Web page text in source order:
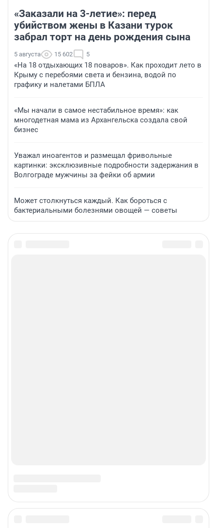
«Заказали на 3-летие»: перед
убийством жены в Казани турок
забрал торт на день рождения сына
5 августа 15 602 5
«На 18 отдыхающих 18 поваров». Как проходит лето в
Крыму с перебоями света и бензина, водой по
графику и налетами БПЛА
«Мы начали в самое нестабильное время»: как
многодетная мама из Архангельска создала свой
бизнес
Уважал иноагентов и размещал фривольные
картинки: эксклюзивные подробности задержания в
Волгограде мужчины за фейки об армии
Может столкнуться каждый. Как бороться с
бактериальными болезнями овощей — советы